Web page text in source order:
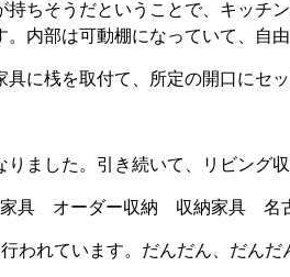
持ちそうだということで、キッチ
。内部は可動棚になっていて、自
に桟を取付て、所定の開口にセッ
ました。引き続いて、リビング収
われています。だんだん、だんだ